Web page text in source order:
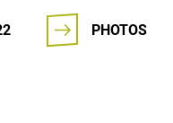
PHOTOS